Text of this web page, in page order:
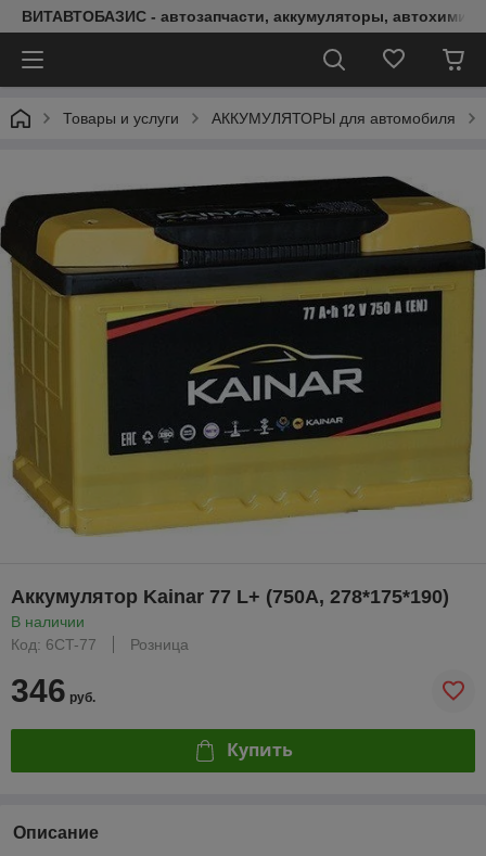
ВИТАВТОБАЗИС - автозапчасти, аккумуляторы, автохимия,
Товары и услуги АККУМУЛЯТОРЫ для автомобиля
Аккумулятор Kainar 77 L+ (750A, 278*175*190)
В наличии
Код: 6CT-77
Розница
346 руб.
Купить
Описание